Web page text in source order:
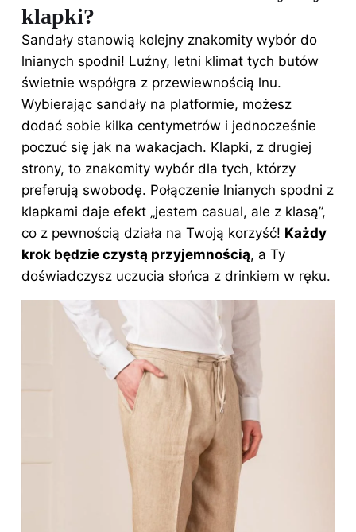
klapki?
Sandały stanowią kolejny znakomity wybór do
lnianych spodni! Luźny, letni klimat tych butów
świetnie współgra z przewiewnością lnu.
Wybierając sandały na platformie, możesz
dodać sobie kilka centymetrów i jednocześnie
poczuć się jak na wakacjach. Klapki, z drugiej
strony, to znakomity wybór dla tych, którzy
preferują swobodę. Połączenie lnianych spodni z
klapkami daje efekt „jestem casual, ale z klasą”,
co z pewnością działa na Twoją korzyść! Każdy
krok będzie czystą przyjemnością, a Ty
doświadczysz uczucia słońca z drinkiem w ręku.